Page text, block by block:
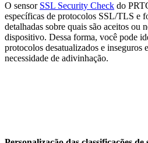
O sensor SSL Security Check do
específicas de protocolos SSL/TLS e
detalhadas sobre quais são aceitos ou
dispositivo. Dessa forma, você pode
protocolos desatualizados e inseguros
necessidade de adivinhação.